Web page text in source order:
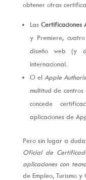
obtener otras
Las Certificaciones
y Premiere,
diseño web (y
internacional.
O el Apple
multitud de
concede
aplicaciones de
Pero sin lugar a
Oficial de
aplicaciones con
de Empleo, Turismo